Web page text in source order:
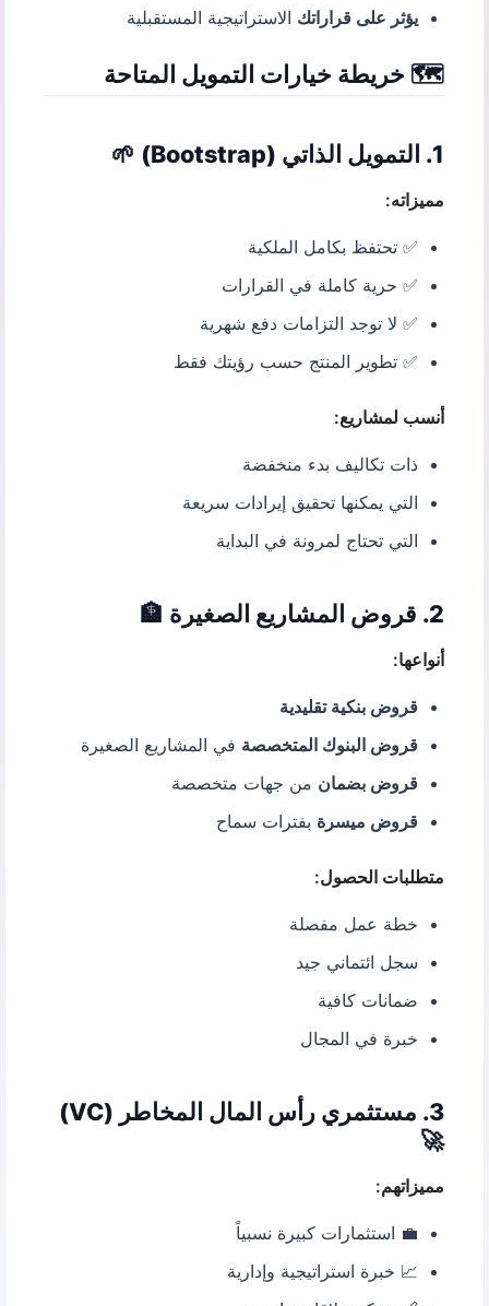
يؤثر على قراراتك الاستراتيجية المستقبلية
🗺️ خريطة خيارات التمويل المتاحة
1. التمويل الذاتي (Bootstrap) 🌱
مميزاته:
✅ تحتفظ بكامل الملكية
✅ حرية كاملة في القرارات
✅ لا توجد التزامات دفع شهرية
✅ تطوير المنتج حسب رؤيتك فقط
أنسب لمشاريع:
ذات تكاليف بدء منخفضة
التي يمكنها تحقيق إيرادات سريعة
التي تحتاج لمرونة في البداية
2. قروض المشاريع الصغيرة 🏦
أنواعها:
قروض بنكية تقليدية
قروض البنوك المتخصصة في المشاريع الصغيرة
قروض بضمان من جهات متخصصة
قروض ميسرة بفترات سماح
متطلبات الحصول:
خطة عمل مفصلة
سجل ائتماني جيد
ضمانات كافية
خبرة في المجال
3. مستثمري رأس المال المخاطر (VC)
🚀
مميزاتهم:
💼 استثمارات كبيرة نسبياً
📈 خبرة استراتيجية وإدارية